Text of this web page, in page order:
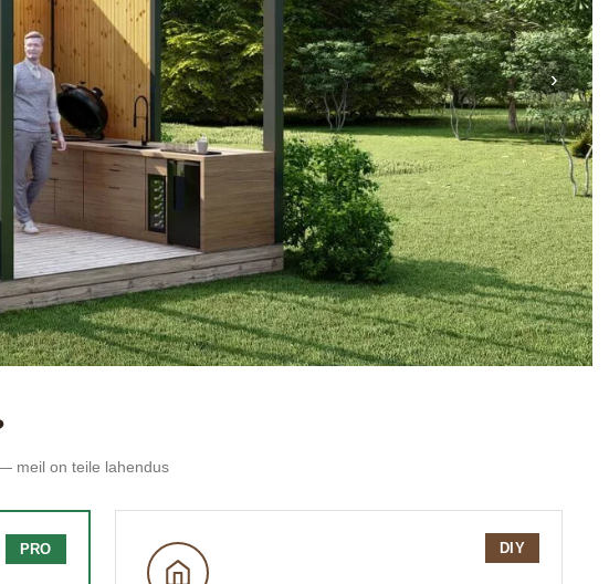
›
meil on teile lahendus
PRO DIY